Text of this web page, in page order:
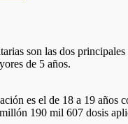
son las dos
de 5 años.
es el de 18 a 19
190 mil 607 dosis